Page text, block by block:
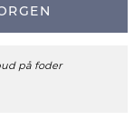
på foder